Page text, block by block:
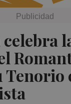
celebra
Tenorio